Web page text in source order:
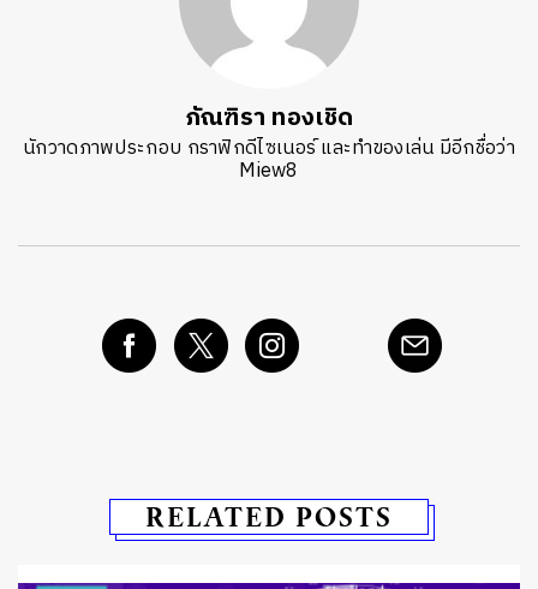
ภัณฑิรา ทองเชิด
นักวาดภาพประกอบ กราฟิกดีไซเนอร์ และทำของเล่น มีอีกชื่อว่า
Miew8
RELATED POSTS